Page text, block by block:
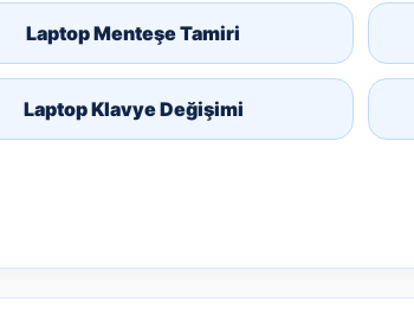
Laptop Menteşe Tamiri
Laptop Klavye Değişimi